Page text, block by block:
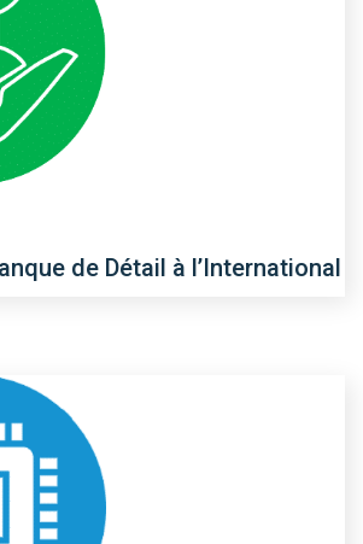
de Détail à l’International